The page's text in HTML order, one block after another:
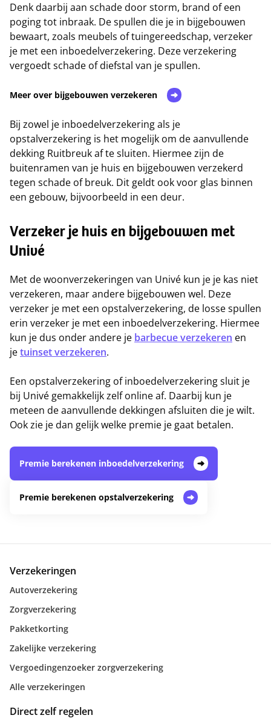
Denk daarbij aan schade door storm, brand of een
poging tot inbraak. De spullen die je in bijgebouwen
bewaart, zoals meubels of tuingereedschap, verzeker
je met een inboedelverzekering. Deze verzekering
vergoedt schade of diefstal van je spullen.
Meer over bijgebouwen verzekeren
Bij zowel je inboedelverzekering als je
opstalverzekering is het mogelijk om de aanvullende
dekking Ruitbreuk af te sluiten. Hiermee zijn de
buitenramen van je huis en bijgebouwen verzekerd
tegen schade of breuk. Dit geldt ook voor glas binnen
een gebouw, bijvoorbeeld in een deur.
Verzeker je huis en bijgebouwen met
Univé
Met de woonverzekeringen van Univé kun je je kas niet
verzekeren, maar andere bijgebouwen wel. Deze
verzeker je met een opstalverzekering, de losse spullen
erin verzeker je met een inboedelverzekering. Hiermee
kun je dus onder andere je barbecue verzekeren en
jetuinset verzekeren.
Een opstalverzekering of inboedelverzekering sluit je
bij Univé gemakkelijk zelf online af. Daarbij kun je
meteen de aanvullende dekkingen afsluiten die je wilt.
Ook zie je dan gelijk welke premie je gaat betalen.
Premie berekenen inboedelverzekering
Premie berekenen opstalverzekering
Verzekeringen
Autoverzekering
Zorgverzekering
Pakketkorting
Zakelijke verzekering
Vergoedingenzoeker zorgverzekering
Alle verzekeringen
Direct zelf regelen